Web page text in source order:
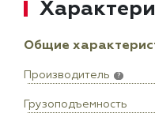
Общие
Производитель ?
Грузоподъемность